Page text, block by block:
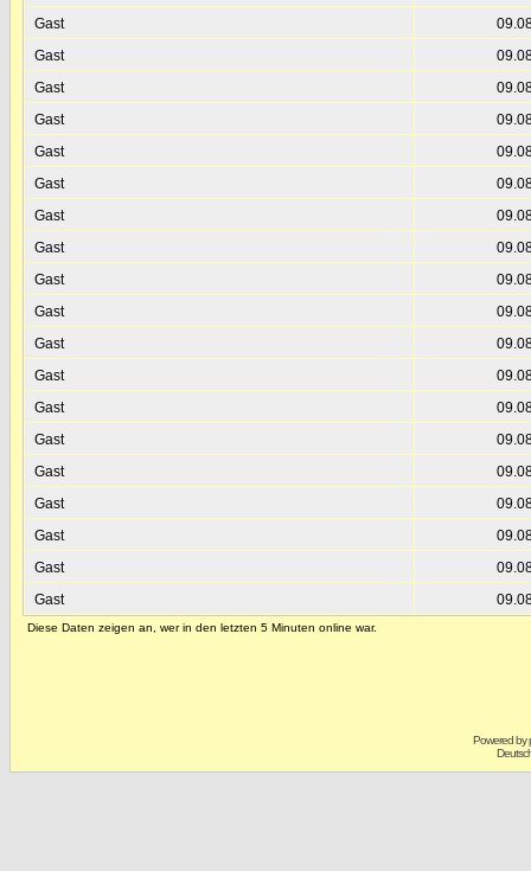
Gast
Gast
Gast
Gast
Gast
Gast
Gast
Gast
Gast
Gast
Gast
Gast
Gast
Gast
Gast
Gast
Gast
Gast
Gast
Diese Daten zeigen an, wer in den letzten 5 Minuten online war.
Powered by